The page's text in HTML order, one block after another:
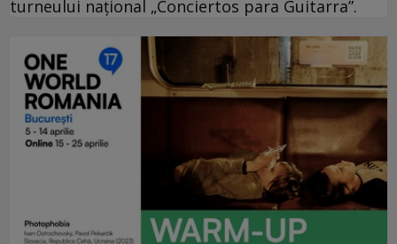
turneului național „Conciertos para Guitarra”.